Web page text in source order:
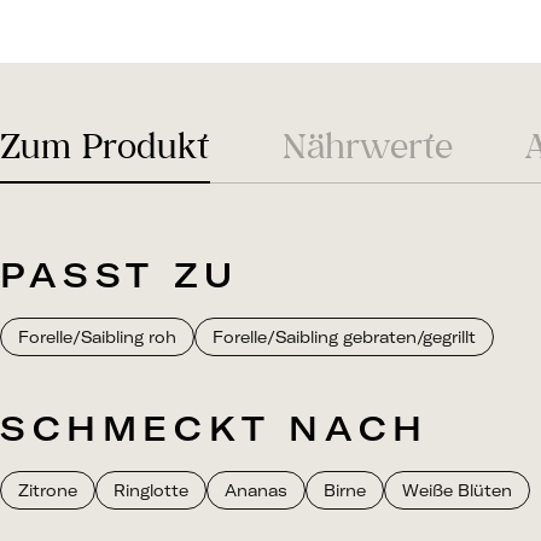
Zum Produkt Nährwerte
PASST ZU
Forelle/Saibling roh Forelle/Saibling gebraten/gegrillt
SCHMECKT NACH
Zitrone Ringlotte Ananas Birne Weiße Blüten